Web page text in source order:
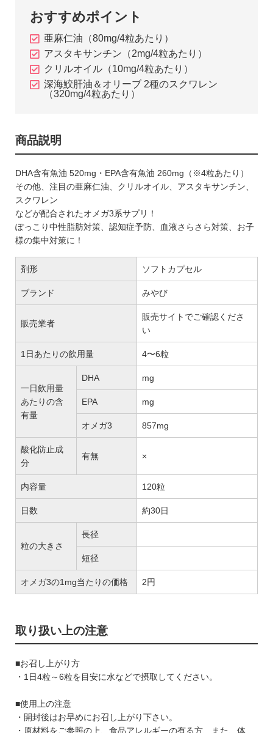
おすすめポイント
亜麻仁油（80mg/4粒あたり）
アスタキサンチン（2mg/4粒あたり）
クリルオイル（10mg/4粒あたり）
深海鮫肝油＆オリーブ 2種のスクワレン
（320mg/4粒あたり）
商品説明
DHA含有魚油 520mg・EPA含有魚油 260mg（※4粒あたり）
その他、注目の亜麻仁油、クリルオイル、アスタキサンチン、
スクワレン
などが配合されたオメガ3系サプリ！
ぽっこり中性脂肪対策、認知症予防、血液さらさら対策、お子
様の集中対策に！
剤形 ソフトカプセル
ブランド みやび
販売業者
販売サイトでご確認くださ
い
1日あたりの飲用量 4〜6粒
一日飲用量
あたりの含
有量
DHA mg
EPA mg
オメガ3 857mg
酸化防止成
分
有無 ×
内容量 120粒
日数 約30日
粒の大きさ
長径
短径
オメガ3の1mg当たりの価格 2円
取り扱い上の注意
■お召し上がり方
・1日4粒～6粒を目安に水などで摂取してください。
■使用上の注意
・開封後はお早めにお召し上がり下さい。
・原材料をご参照の上、食品アレルギーの有る方、また、体